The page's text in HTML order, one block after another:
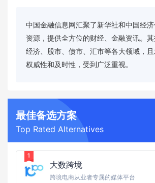
中国金融信息网汇聚了新华社和中国经
资源，提供全方位的财经、金融资讯。
经济、股市、债市、汇市等各大领域，
权威性和及时性，受到广泛重视。
最佳备选方案
Top Rated Alternatives
大数跨境
跨境电商从业者专属的媒体平台